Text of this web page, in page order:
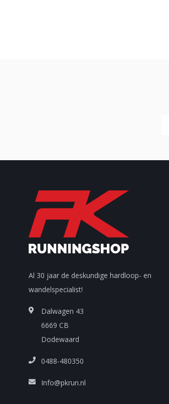
Al 30 jaar de deskundige hardloop- en
wandelspecialist!
Dalwagen 43
6669 CB
Dodewaard
0488-480350
Info@pkrun.nl